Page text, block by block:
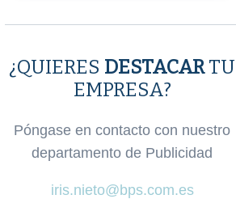
¿QUIERES DESTACARTU
EMPRESA?
Póngase en contacto con nuestro
departamento de Publicidad
iris.nieto@bps.com.es